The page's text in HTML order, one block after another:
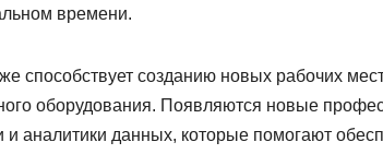
времени.
способствует созданию новых рабочих
оборудования. Появляются новые
и аналитики данных, которые помогают